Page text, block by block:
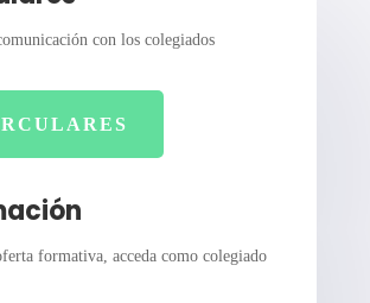
con los colegiados
formativa, acceda como colegiado